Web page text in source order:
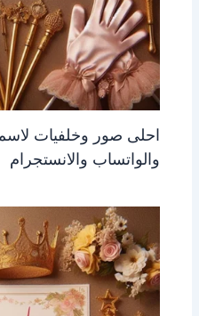
احلى صور وخلفيات
والواتساب والانستجرام